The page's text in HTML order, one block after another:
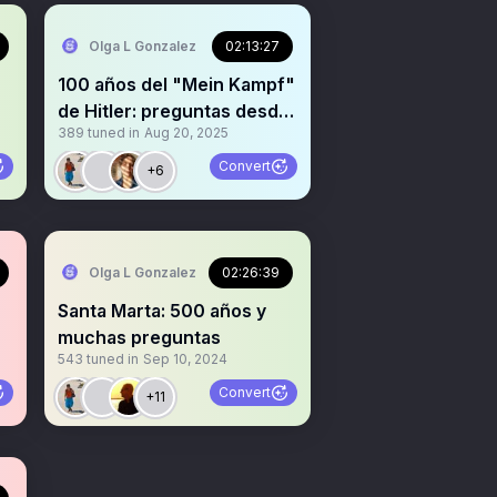
Olga L Gonzalez 02:13:27
100 años del "Mein Kampf"
de Hitler: preguntas desde
Colombia
389 tuned in Aug 20, 2025
+6 Convert
Olga L Gonzalez 02:26:39
Santa Marta: 500 años y
muchas preguntas
543 tuned in Sep 10, 2024
+11 Convert